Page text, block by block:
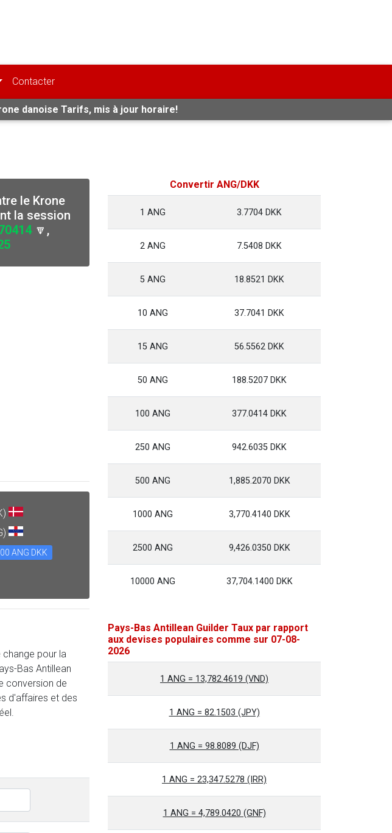
Contacter
danoise Tarifs, mis à jour horaire!
le Krone
la session
🔽,
ANG DKK
change pour la
Bas Antillean
conversion de
d'affaires et des
Convertir ANG/DKK
1 ANG 3.7704 DKK
2 ANG 7.5408 DKK
5 ANG 18.8521 DKK
10 ANG 37.7041 DKK
15 ANG 56.5562 DKK
50 ANG 188.5207 DKK
100 ANG 377.0414 DKK
250 ANG 942.6035 DKK
500 ANG 1,885.2070 DKK
1000 ANG 3,770.4140 DKK
2500 ANG 9,426.0350 DKK
10000 ANG 37,704.1400 DKK
Pays-Bas Antillean Guilder Taux par rapport
aux devises populaires comme sur 07-08-
2026
1 ANG = 13,782.4619 (VND)
1 ANG = 82.1503 (JPY)
1 ANG = 98.8089 (DJF)
1 ANG = 23,347.5278 (IRR)
1 ANG = 4,789.0420 (GNF)